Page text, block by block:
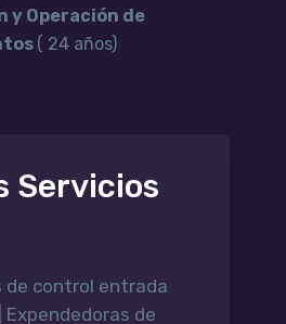
y Operación de
( 24 años)
Servicios
de control entrada
Expendedoras de